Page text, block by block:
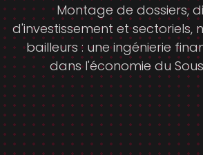
Montage de dossiers,
d'investissement et sectoriels,
bailleurs : une ingénierie
dans l'économie du